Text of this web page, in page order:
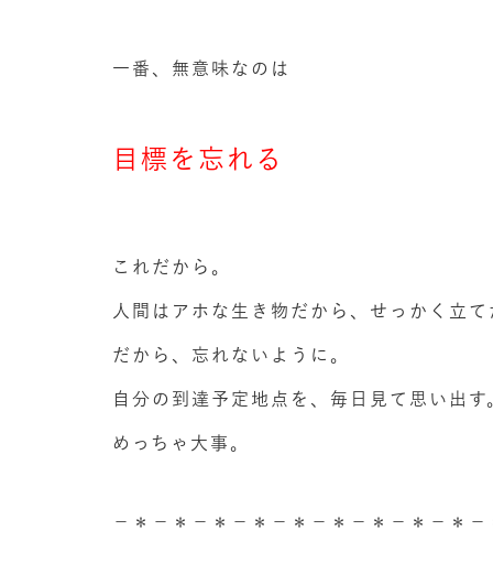
一番、無意味なのは
目標を忘れる
これだから。
人間はアホな生き物だから、せっかく立て
だから、忘れないように。
自分の到達予定地点を、毎日見て思い出す
めっちゃ大事。
－＊－＊－＊－＊－＊－＊－＊－＊－＊